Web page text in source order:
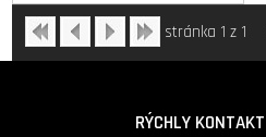
stránka 1 z 1
RÝCHLY KONTAKT